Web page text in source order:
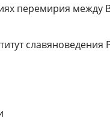
перемирия между
славяноведения